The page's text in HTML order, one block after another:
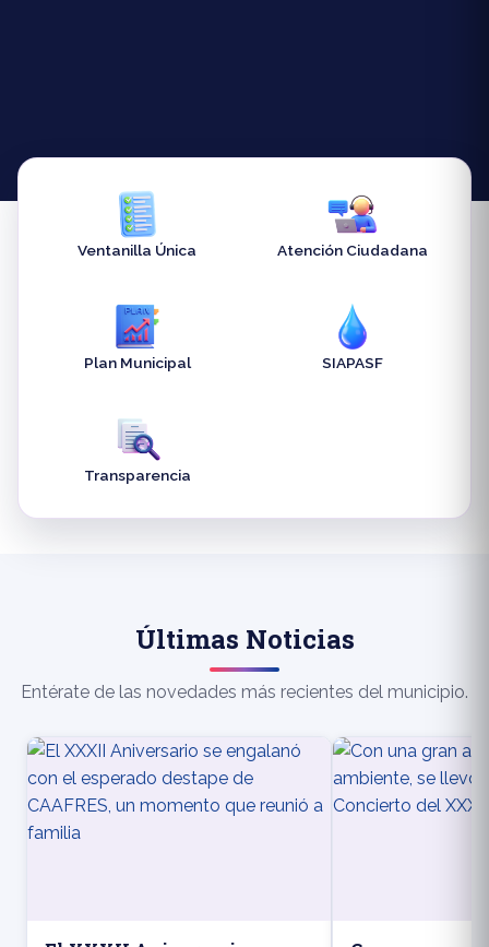
Ventanilla Única Atención Ciudadana
Plan Municipal SIAPASF
Transparencia
Últimas Noticias
Entérate de las novedades más recientes del municipio.